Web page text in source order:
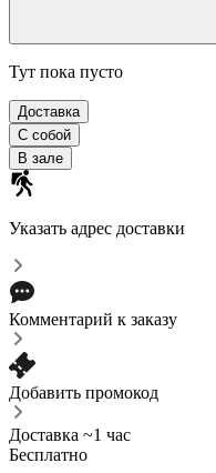
Тут пока пусто
Доставка
С собой
В зале
Указать адрес доставки
Комментарий к заказу
Добавить промокод
Доставка ~1 час
Бесплатно